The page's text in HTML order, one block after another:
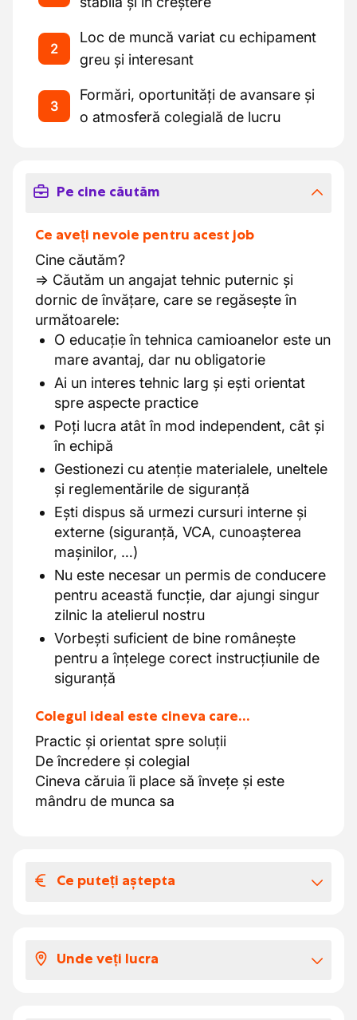
2
Loc de muncă variat cu echipament
greu și interesant
3
Formări, oportunități de avansare și
o atmosferă colegială de lucru
Pe cine căutăm
Ce aveți nevoie pentru acest job
Cine căutăm?
=> Căutăm un angajat tehnic puternic și
dornic de învățare, care se regăsește în
următoarele:
O educație în tehnica camioanelor este un
mare avantaj, dar nu obligatorie
Ai un interes tehnic larg și ești orientat
spre aspecte practice
Poți lucra atât în mod independent, cât și
în echipă
Gestionezi cu atenție materialele, uneltele
și reglementările de siguranță
Ești dispus să urmezi cursuri interne și
externe (siguranță, VCA, cunoașterea
mașinilor, …)
Nu este necesar un permis de conducere
pentru această funcție, dar ajungi singur
zilnic la atelierul nostru
Vorbești suficient de bine românește
pentru a înțelege corect instrucțiunile de
siguranță
Colegul ideal este cineva care…
Practic și orientat spre soluții
De încredere și colegial
Cineva căruia îi place să învețe și este
mândru de munca sa
Ce puteți aștepta
La ce te poți aștepta?
Unjob stabilîntr-o companie în creștere
Unde veți lucra